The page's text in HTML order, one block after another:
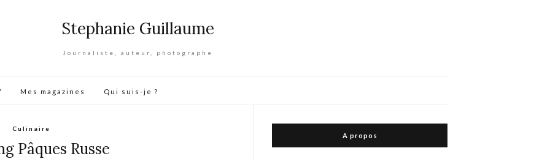
Stephanie Guillaume
Journaliste, auteur, photographe
Mes magazines Qui suis-je ?
Culinaire
Pâques Russe
A propos